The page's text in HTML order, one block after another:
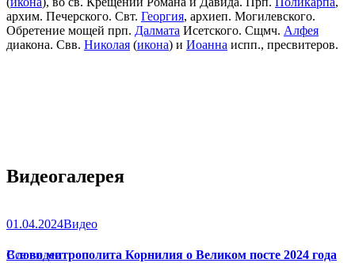
архим. Печерского. Свт. Георгия, архиеп. Могилевского.
Обретение мощей прп. Далмата Исетского. Сщмч. Алфея
диакона. Свв. Николая (икона) и Иоанна испп., пресвитеров.
Видеогалерея
01.04.2024Видео
Слово митрополита Корнилия о Великом посте 2024 года
Все видео